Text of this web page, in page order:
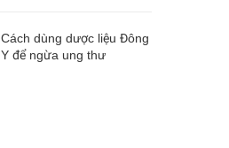
Cách dùng dược liệu Đông
Y để ngừa ung thư